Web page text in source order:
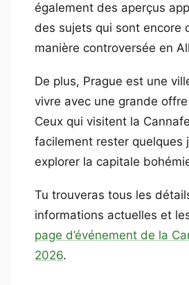
également des aperçus
des sujets qui sont encore
manière controversée en
De plus, Prague est une
vivre avec une grande
Ceux qui visitent la
facilement rester quelques
explorer la capitale
Tu trouveras tous les
informations actuelles et
page d’événement de la
2026.